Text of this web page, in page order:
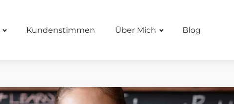
Kundenstimmen Über Mich Blog